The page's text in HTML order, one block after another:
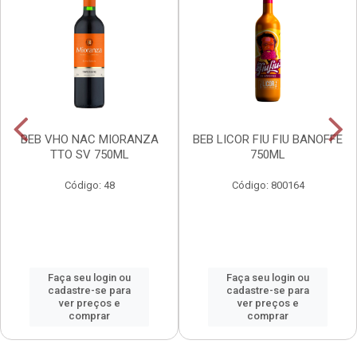
BEB VHO NAC MIORANZA
TTO SV 750ML
Código: 48
Faça seu login ou
cadastre-se para
ver preços e
comprar
BEB LICOR FIU FIU BANOFFE
750ML
Código: 800164
Faça seu login ou
cadastre-se para
ver preços e
comprar